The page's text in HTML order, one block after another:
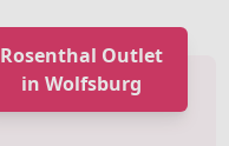
Rosenthal Outlet
in Wolfsburg